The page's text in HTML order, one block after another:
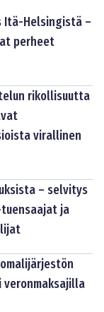
Itä-Helsingistä –
perheet
rikollisuutta
virallinen
– selvitys
ja